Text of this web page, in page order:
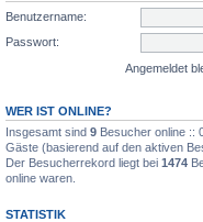
Benutzername:
Passwort:
Angemeldet
WER IST ONLINE?
Insgesamt sind 9 Besucher online ::
Gäste (basierend auf den aktiven
Der Besucherrekord liegt bei 1474
online waren.
STATISTIK